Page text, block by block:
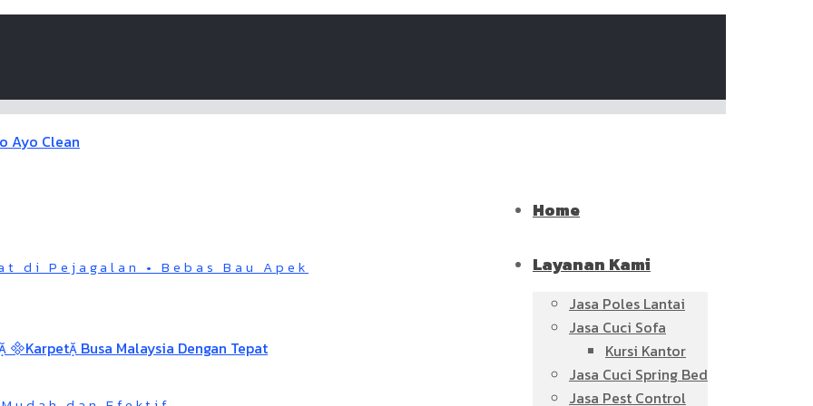
Home
Layanan Kami
Jasa Poles Lantai
Jasa Cuci Sofa
Kursi Kantor
Jasa Cuci Spring Bed
Jasa Pest Control
di Pejagalan • Bebas Bau Apek